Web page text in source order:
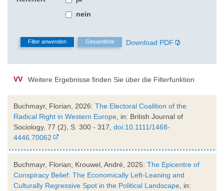
nein
Download PDF
VV Weitere Ergebnisse finden Sie über die Filterfunktion
Buchmayr, Florian, 2026: The Electoral Coalition of the
Radical Right in Western Europe , in: British Journal of
Sociology, 77 (2), S. 300 - 317, doi:10.1111/1468-
4446.70062
Buchmayr, Florian; Krouwel, André, 2025: The Epicentre of
Conspiracy Belief: The Economically Left-Leaning and
Culturally Regressive Spot in the Political Landscape , in: